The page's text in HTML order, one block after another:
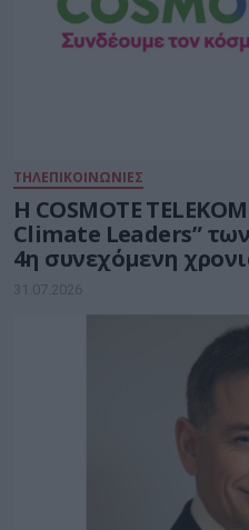
ΤΗΛΕΠΙΚΟΙΝΩΝΙΕΣ
Η COSMOTE
Climate Leaders”
4η συνεχόμενη
31.07.2026